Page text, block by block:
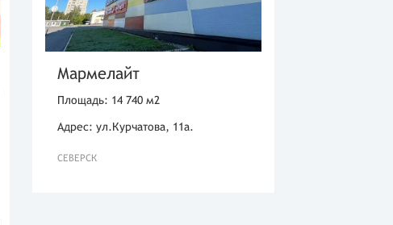
Мармелайт
Площадь: 14 740 м2
Адрес: ул.Курчатова, 11а.
СЕВЕРСК